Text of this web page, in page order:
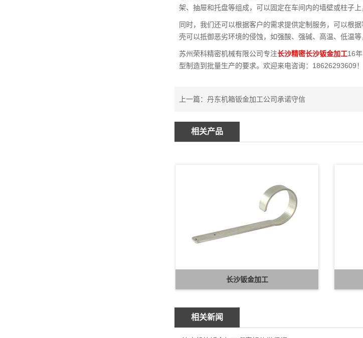
架、抽屉和托盘等组成，可以固定在车间内的墙壁或柱子
同时，我们还可以根据客户的需求提供定制服务，可以根
壳可以抵御恶劣环境的侵蚀，如强酸、强碱、高温、低温
苏州荣科精密机械有限公司专注长沙精密长沙钣金加工16
型制造到批量生产的要求。欢迎来电咨询：18626293609！
上一篇：丹东机箱钣金加工公司承诺守信
相关产品
长沙钣金加工
相关新闻